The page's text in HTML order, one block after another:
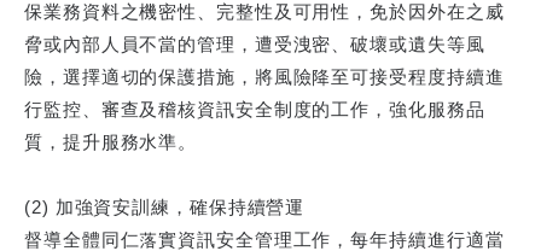
保業務資料之機密性、完整性及可用性，免於因外在之威
脅或內部人員不當的管理，遭受洩密、破壞或遺失等風
險，選擇適切的保護措施，將風險降至可接受程度持續進
行監控、審查及稽核資訊安全制度的工作，強化服務品
質，提升服務水準。
(2) 加強資安訓練，確保持續營運
督導全體同仁落實資訊安全管理工作，每年持續進行適當